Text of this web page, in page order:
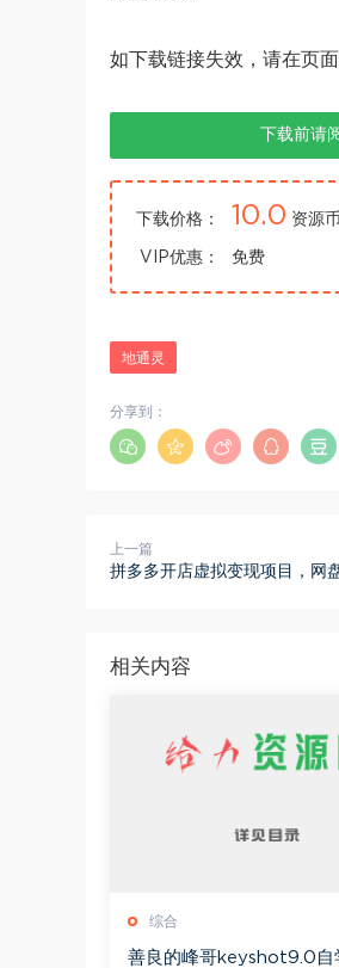
如下载链接失效，请在页
下载前请
下载价格： 10.0 资源币
VIP优惠： 免费
地通灵
分享到：
上一篇
拼多多开店虚拟变现项目，网
相关内容
综合
善良的峰哥keyshot9.0自